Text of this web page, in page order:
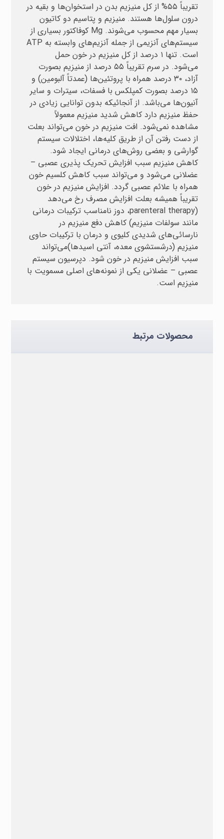
تقریباً ۵۵% از کل منیزیم بدن در استخوان‌ها و بقیه در
درون سلول‌ها هستند. منیزیم و پتاسیم دو کاتیون
بسیار مهم محسوب می‌شوند. Mg کوفاکتور بسیاری از
سیستم‌های آنزیمی از جمله آنزیم‌های وابسته به ATP
است. تنها ۱ درصد از کل منیزیم در خون حمل
می‌شود. در سرم تقریباً ۵۵ درصد از منیزیم بصورت
آزاد، ۳۰ درصد همراه با پروتئین‌ها (عمدتاً آلبومین) و
۱۵ درصد بصورت کمپلکس با فسفات، سیترات و سایر
آنیون‌ها می‌باشد. از آنجائیکه بدون توانایی زیادی در
حفظ منیزیم دارد کاهش شدید منیزیم معمولاً
مشاهده نمی‌شود. افت منیزیم در خون می‌تواند بعلت
از دست رفتن آن از طریق کلیه‌ها، اختلالات سیستم
گوارشی و بعضی روش‌های درمانی ایجاد شود.
کاهش منیزیم سبب افزایش تحریک پذیری عصبی –
عضلانی می‌شود و می‌تواند سبب کاهش کلسیم خون
همراه با علائم عصبی گردد. افزایش منیزیم در خون
تقریباً همیشه بعلت افزایش مصرف رخ می‌دهد
(parenteral therapy، دوز نامناسب ترکیبات درمانی
مانند سولفات منیزیم) کاهش دفع منیزیم در
نارسائی‌های شدیدی کلیوی و درمان با ترکیبات حاوی
منیزیم (درشستشوی معده، آنتی اسیدها)می‌تواند
سبب افزایش منیزیم در خون شود. دپرسیون سیستم
عصبی – عضلانی یکی از نمونه‌های اصلی مسمویت با
منیزیم است.
محصولات مرتبط